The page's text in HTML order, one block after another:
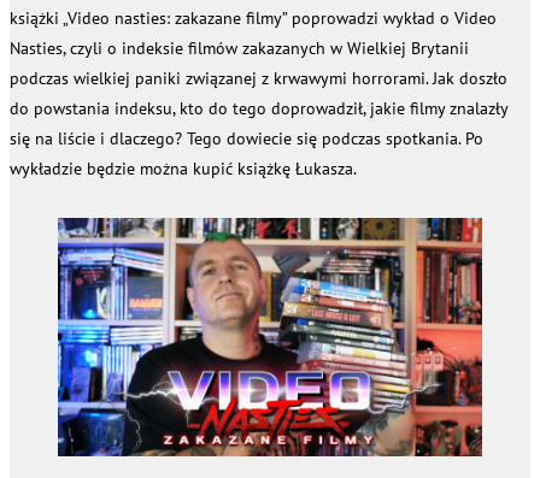
książki „Video nasties: zakazane filmy” poprowadzi wykład o Video
Nasties, czyli o indeksie filmów zakazanych w Wielkiej Brytanii
podczas wielkiej paniki związanej z krwawymi horrorami. Jak doszło
do powstania indeksu, kto do tego doprowadził, jakie filmy znalazły
się na liście i dlaczego? Tego dowiecie się podczas spotkania. Po
wykładzie będzie można kupić książkę Łukasza.